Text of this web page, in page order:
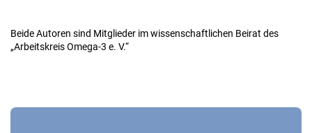
Beide Autoren sind Mitglieder im wissenschaftlichen Beirat des
„Arbeitskreis Omega-3 e. V.“